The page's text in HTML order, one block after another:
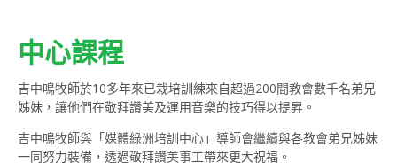
中心課程
吉中鳴牧師於10多年來已栽培訓練來自超過200間教會數千名弟兄
姊妹，讓他們在敬拜讚美及運用音樂的技巧得以提昇。
吉中鳴牧師與「媒體綠洲培訓中心」導師會繼續與各教會弟兄姊妹
一同努力裝備，透過敬拜讚美事工帶來更大祝福。